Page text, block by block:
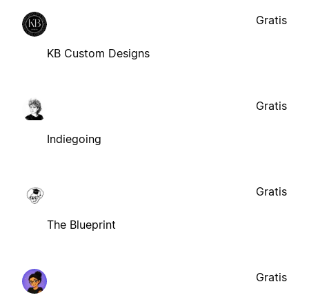
KB Custom Designs
Gratis
Indiegoing
Gratis
The Blueprint
Gratis
Gratis